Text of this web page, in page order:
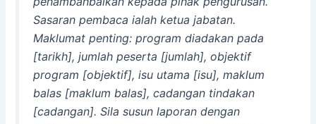
Sasaran pembaca ialah ketua jabatan.
Maklumat penting: program diadakan pada
[tarikh], jumlah peserta [jumlah], objektif
program [objektif], isu utama [isu], maklum
balas [maklum balas], cadangan tindakan
[cadangan]. Sila susun laporan dengan